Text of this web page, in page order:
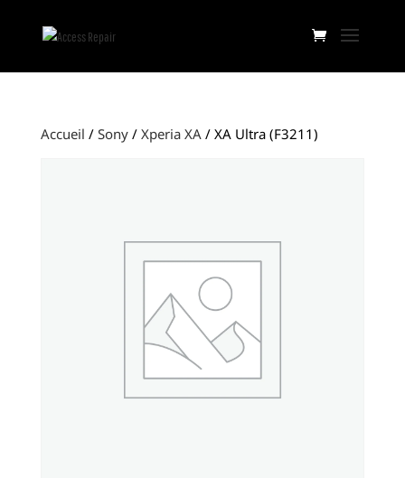
Accueil / Sony/ Xperia XA/ XA Ultra (F3211)